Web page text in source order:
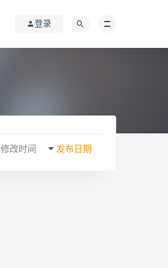
登录
发布日期
修改时间